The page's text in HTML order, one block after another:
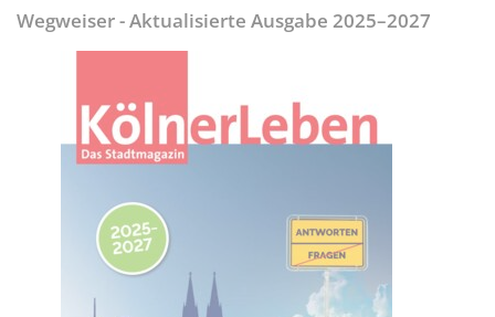
Wegweiser - Aktualisierte Ausgabe 2025–2027